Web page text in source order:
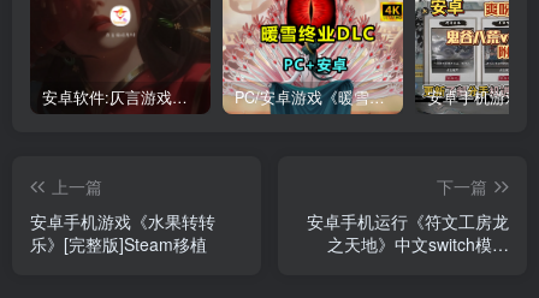
安卓软件:仄言游戏库4.0APP全新上架了！没有下的赶紧下载呀！ PC/安卓游戏《暖雪最新v3.1.0.1》终业DLC整合版！
上一篇
安卓手机游戏《水果转转
乐》[完整版]Steam移植
下一篇
安卓手机运行《符文工房龙
之天地》中文switch模拟